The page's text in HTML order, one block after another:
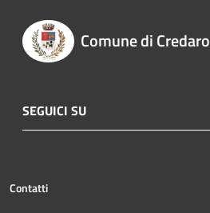
Comune di Credaro
SEGUICI SU
Contatti